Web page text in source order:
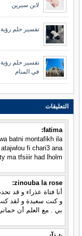
لابن سيرين
تفسير حلم رؤية
تفسير حلم رؤية
في المنام
التعليقات
fatima:
batni montafikh ila
fi chari3 ana
ma tfsiiir had lholm
zinouba la rose:
أنا فتاة عذراء و قد
و كنت سعيدة و لقد
بي . مع العلم أن